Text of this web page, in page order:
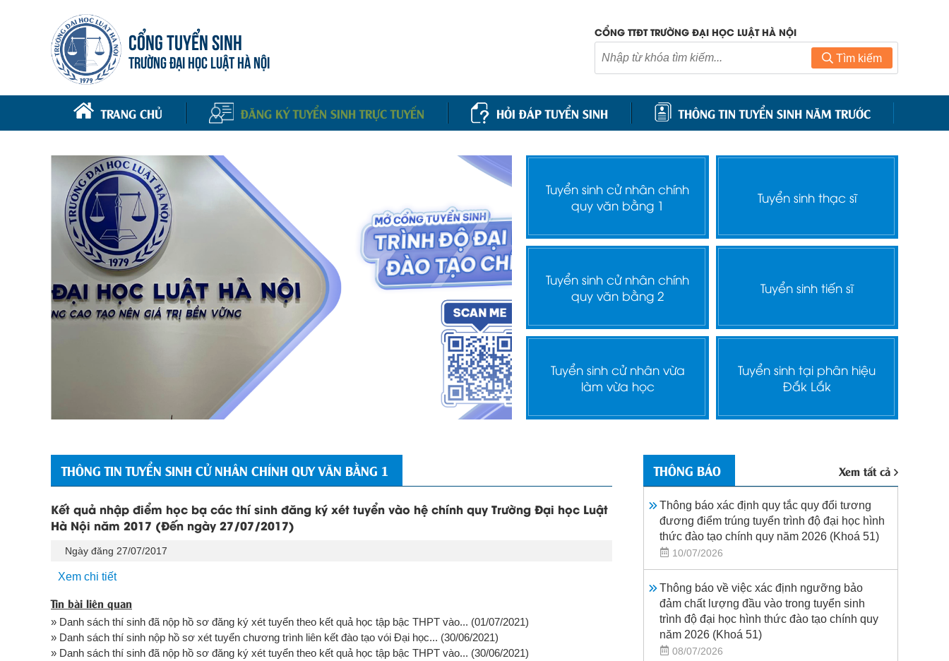
CỔNG TUYỂN SINH
TRƯỜNG ĐẠI HỌC LUẬT HÀ NỘI
CỔNG TTĐT TRƯỜNG ĐẠI HỌC LUẬT HÀ NỘI
Tìm kiếm
TRANG CHỦ ĐĂNG KÝ TUYỂN SINH TRỰC TUYẾN HỎI ĐÁP TUYỂN SINH THÔNG TIN TUYỂN SINH NĂM TRƯỚC
Tuyển sinh cử nhân chính
quy văn bằng 1
Tuyển sinh thạc sĩ
Tuyển sinh cử nhân chính
quy văn bằng 2
Tuyển sinh tiến sĩ
Tuyển sinh cử nhân vừa
làm vừa học
Tuyển sinh tại phân hiệu
Đắk Lắk
THÔNG TIN TUYỂN SINH CỬ NHÂN CHÍNH QUY VĂN BẰNG 1
Kết quả nhập điểm học bạ các thí sinh đăng ký xét tuyển vào hệ chính quy Trường Đại học Luật
Hà Nội năm 2017 (Đến ngày 27/07/2017)
Ngày đăng 27/07/2017
Xem chi tiết
Tin bài liên quan
» Danh sách thí sinh đã nộp hồ sơ đăng ký xét tuyển theo kết quả học tập bậc THPT vào... (01/07/2021)
» Danh sách thí sinh nộp hồ sơ xét tuyển chương trình liên kết đào tạo vói Đại học... (30/06/2021)
» Danh sách thí sinh đã nộp hồ sơ đăng ký xét tuyển theo kết quả học tập bậc THPT vào... (30/06/2021)
THÔNG BÁO Xem tất cả
Thông báo xác định quy tắc quy đổi tương
đương điểm trúng tuyển trình độ đại học hình
thức đào tạo chính quy năm 2026 (Khoá 51)
10/07/2026
Thông báo về việc xác định ngưỡng bảo
đảm chất lượng đầu vào trong tuyển sinh
trình độ đại học hình thức đào tạo chính quy
năm 2026 (Khoá 51)
08/07/2026